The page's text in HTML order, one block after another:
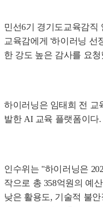
민선6기 경기도교육감직
교육감에게 '하이러닝 선
한 강도 높은 감사를 요
하이러닝은 임태희 전 교
발한 AI 교육 플랫폼이다.
인수위는 "하이러닝은
작으로 총 358억원의 예
낮은 활용도, 기술적 불